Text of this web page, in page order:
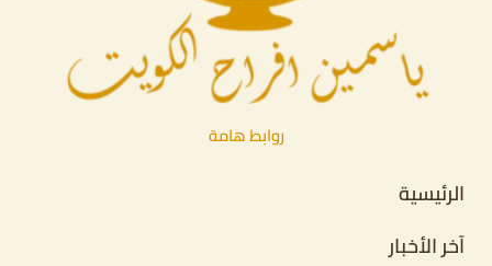
روابط هامة
الرئيسية
آخر الأخبار